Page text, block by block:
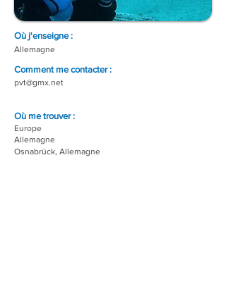
Où j'enseigne :
Allemagne
Comment me contacter :
pvt@gmx.net
Où me trouver :
Europe
Allemagne
Osnabrück, Allemagne